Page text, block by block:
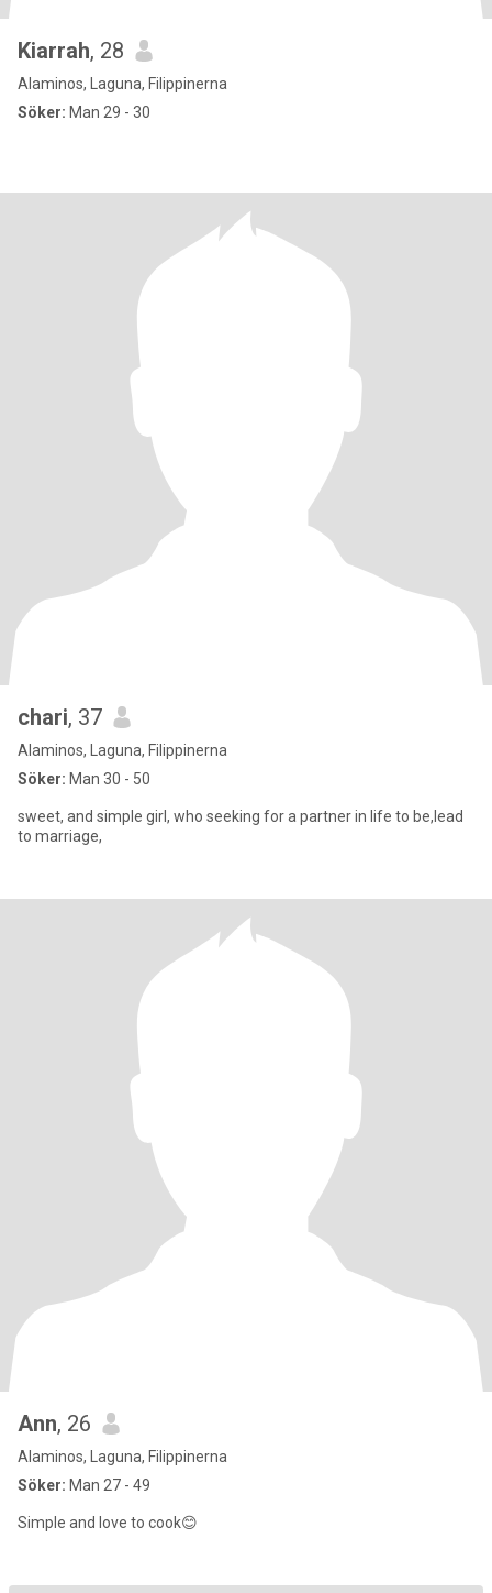
Kiarrah, 28
Alaminos, Laguna, Filippinerna
Söker: Man 29 - 30
chari, 37
Alaminos, Laguna, Filippinerna
Söker: Man 30 - 50
sweet, and simple girl, who seeking for a partner in life to be,lead
to marriage,
Ann, 26
Alaminos, Laguna, Filippinerna
Söker: Man 27 - 49
Simple and love to cook😊